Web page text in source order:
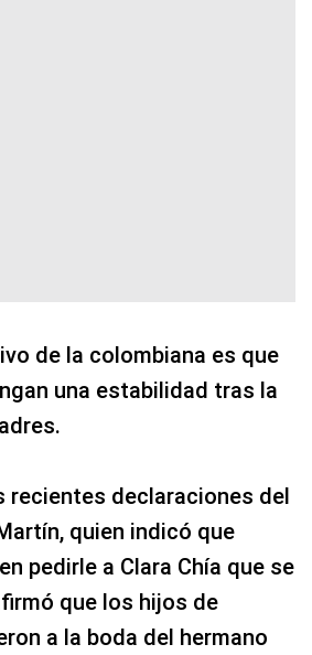
de la colombiana es que
una estabilidad tras la
recientes declaraciones del
quien indicó que
pedirle a Clara Chía que se
que los hijos de
a la boda del hermano